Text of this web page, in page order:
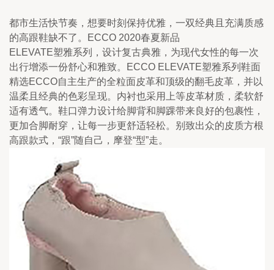
都市生活快节奏，想要时刻保持优雅，一双经典且充满质感
的高跟鞋缺不了。ECCO 2020春夏新品
ELEVATE塑雅系列，设计复古典雅，为现代女性的每一次
出行增添一份舒心和雅致。ECCO ELEVATE塑雅系列鞋面
精选ECCO自主生产的全粒面皮革和顶级的翻毛皮革，并以
温柔且经典的色彩呈现。内衬也采用上等皮革材质，柔软舒
适有透气。鞋口弹力设计给脚背和脚踝带来良好的包裹性，
更加合脚耐穿，让每一步更舒适轻松。别致出众的皮质方根
高跟款式，“跟”随自己，摩登“型”走。